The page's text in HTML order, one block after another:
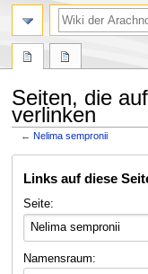
Seiten, die
verlinken
←Nelima sempronii
Navigation
Suche
Links auf diese
Seite:
Namensraum: